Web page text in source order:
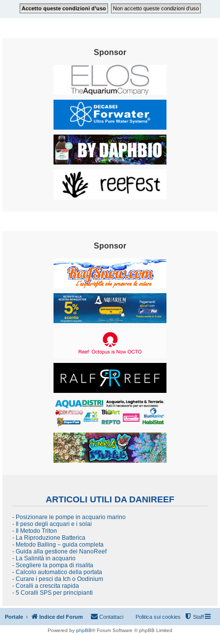
Sponsor
Sponsor
ARTICOLI UTILI DA DANIREEF
- Posizionare le pompe in acquario marino
- Il peso degli acquari e i solai
- Il Metodo Triton
- La Riproduzione Batterica
- Metodo Balling – guida completa
- Guida alla gestione dei NanoReef
- La Salinità in acquario
- Scegliere la pompa di risalita
- Calcolo automatico della portata
- Curare i pesci da Ich o Oodinium
- Coralli a crescita rapida
- 5 Coralli SPS per principianti
Portale Indice del Forum Staff
Politica sui cookies
Contattaci
Powered by phpBB® Forum Software © phpBB Limited